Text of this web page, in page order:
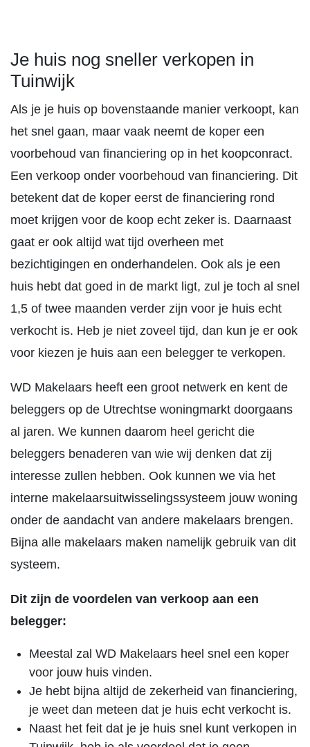
Je huis nog sneller verkopen in
Tuinwijk
Als je je huis op bovenstaande manier verkoopt, kan
het snel gaan, maar vaak neemt de koper een
voorbehoud van financiering op in het koopconract.
Een verkoop onder voorbehoud van financiering. Dit
betekent dat de koper eerst de financiering rond
moet krijgen voor de koop echt zeker is. Daarnaast
gaat er ook altijd wat tijd overheen met
bezichtigingen en onderhandelen. Ook als je een
huis hebt dat goed in de markt ligt, zul je toch al snel
1,5 of twee maanden verder zijn voor je huis echt
verkocht is. Heb je niet zoveel tijd, dan kun je er ook
voor kiezen je huis aan een belegger te verkopen.
WD Makelaars heeft een groot netwerk en kent de
beleggers op de Utrechtse woningmarkt doorgaans
al jaren. We kunnen daarom heel gericht die
beleggers benaderen van wie wij denken dat zij
interesse zullen hebben. Ook kunnen we via het
interne makelaarsuitwisselingssysteem jouw woning
onder de aandacht van andere makelaars brengen.
Bijna alle makelaars maken namelijk gebruik van dit
systeem.
Dit zijn de voordelen van verkoop aan een
belegger:
Meestal zal WD Makelaars heel snel een koper
voor jouw huis vinden.
Je hebt bijna altijd de zekerheid van financiering,
je weet dan meteen dat je huis echt verkocht is.
Naast het feit dat je je huis snel kunt verkopen in